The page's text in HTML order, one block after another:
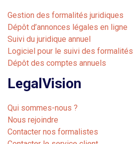
Gestion des formalités juridiques
Dépôt d’annonces légales en ligne
Suivi du juridique annuel
Logiciel pour le suivi des formalités
Dépôt des comptes annuels
LegalVision
Qui sommes-nous ?
Nous rejoindre
Contacter nos formalistes